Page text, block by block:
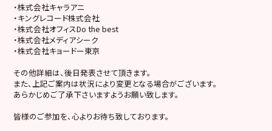
・株式会社キャラアニ
・キングレコード株式会社
・株式会社オフィスDo the best
・株式会社メディアシーク
・株式会社キョードー東京
その他詳細は、後日発表させて頂きます。
また、上記ご案内は状況により変更となる場合がございます。
あらかじめご了承下さいますようお願い致します。
皆様のご参加を、心よりお待ち致しております。